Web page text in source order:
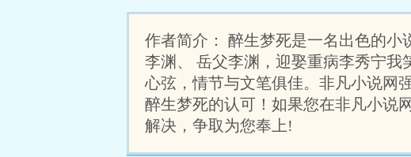
作者简介： 醉生梦死是一名出色的
李渊、 岳父李渊，迎娶重病李秀宁我
心弦，情节与文笔俱佳。非凡小说网
醉生梦死的认可！如果您在非凡小说
解决，争取为您奉上!